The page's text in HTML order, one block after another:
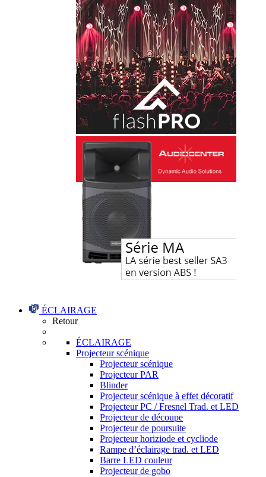
ÉCLAIRAGE
Retour
ÉCLAIRAGE
Projecteur scénique
Projecteur scénique
Projecteur PAR
Blinder
Projecteur scénique à effet décoratif
Projecteur PC / Fresnel Trad. et LED
Projecteur de découpe
Projecteur de poursuite
Projecteur horiziode et cycliode
Rampe d’éclairage trad. et LED
Barre LED couleur
Projecteur de gobo